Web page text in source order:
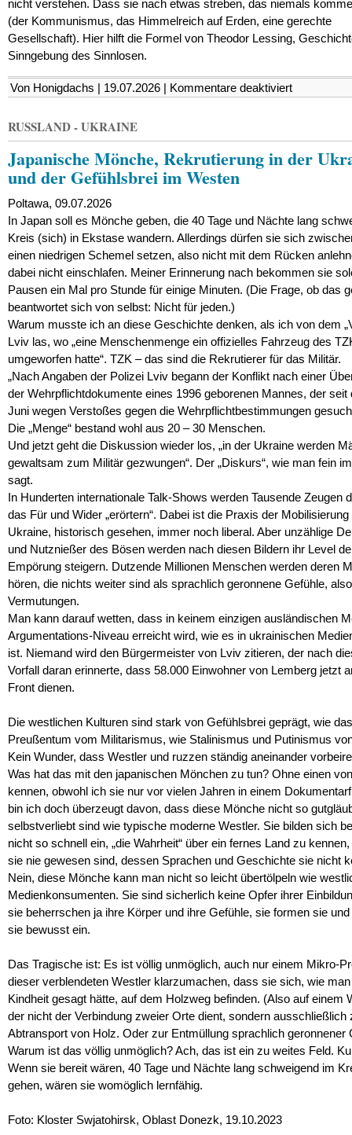
nicht verstehen. Dass sie nach etwas streben, das niemals
(der Kommunismus, das Himmelreich auf Erden, eine gerechte
Gesellschaft). Hier hilft die Formel von Theodor Lessing,
Sinngebung des Sinnlosen.
Von Honigdachs | 19.07.2026 | Kommentare deaktiviertfür
Philosophie
RUSSLAND - UKRAINE
Japanische Mönche, Rekrutierung in der
und der Gefühlsbrei im Westen
Poltawa, 09.07.2026
In Japan soll es Mönche geben, die 40 Tage und Nächte lang
Kreis (sich) in Ekstase wandern. Allerdings dürfen sie sich
einen niedrigen Schemel setzen, also nicht mit dem Rücken
dabei nicht einschlafen. Meiner Erinnerung nach bekommen sie
Pausen ein Mal pro Stunde für einige Minuten. (Die Frage, ob das
beantwortet sich von selbst: Nicht für jeden.)
Warum musste ich an diese Geschichte denken, als ich von dem
Lviv las, wo „eine Menschenmenge ein offizielles Fahrzeug des
umgeworfen hatte“. TZK – das sind die Rekrutierer für das Militär.
„Nach Angaben der Polizei Lviv begann der Konflikt nach einer
der Wehrpflichtdokumente eines 1996 geborenen Mannes, der seit
Juni wegen Verstoßes gegen die Wehrpflichtbestimmungen
Die „Menge“ bestand wohl aus 20 – 30 Menschen.
Und jetzt geht die Diskussion wieder los, „in der Ukraine werden
gewaltsam zum Militär gezwungen“. Der „Diskurs“, wie man fein
sagt.
In Hunderten internationale Talk-Shows werden Tausende Zeugen
das Für und Wider „erörtern“. Dabei ist die Praxis der Mobilisierung
Ukraine, historisch gesehen, immer noch liberal. Aber unzählige
und Nutznießer des Bösen werden nach diesen Bildern ihr Level
Empörung steigern. Dutzende Millionen Menschen werden deren
hören, die nichts weiter sind als sprachlich geronnene Gefühle, also
Vermutungen.
Man kann darauf wetten, dass in keinem einzigen ausländischen
Argumentations-Niveau erreicht wird, wie es in ukrainischen
ist. Niemand wird den Bürgermeister von Lviv zitieren, der nach
Vorfall daran erinnerte, dass 58.000 Einwohner von Lemberg jetzt
Front dienen.
Die westlichen Kulturen sind stark von Gefühlsbrei geprägt, wie das
Preußentum vom Militarismus, wie Stalinismus und Putinismus
Kein Wunder, dass Westler und ruzzen ständig aneinander
Was hat das mit den japanischen Mönchen zu tun? Ohne einen
kennen, obwohl ich sie nur vor vielen Jahren in einem
bin ich doch überzeugt davon, dass diese Mönche nicht so
selbstverliebt sind wie typische moderne Westler. Sie bilden sich
nicht so schnell ein, „die Wahrheit“ über ein fernes Land zu
sie nie gewesen sind, dessen Sprachen und Geschichte sie nicht
Nein, diese Mönche kann man nicht so leicht übertölpeln wie
Medienkonsumenten. Sie sind sicherlich keine Opfer ihrer
sie beherrschen ja ihre Körper und ihre Gefühle, sie formen sie
sie bewusst ein.
Das Tragische ist: Es ist völlig unmöglich, auch nur einem Mikro-
dieser verblendeten Westler klarzumachen, dass sie sich, wie
Kindheit gesagt hätte, auf dem Holzweg befinden. (Also auf einem
der nicht der Verbindung zweier Orte dient, sondern ausschließlich
Abtransport von Holz. Oder zur Entmüllung sprachlich geronnener
Warum ist das völlig unmöglich? Ach, das ist ein zu weites Feld.
Wenn sie bereit wären, 40 Tage und Nächte lang schweigend im
gehen, wären sie womöglich lernfähig.
Foto: Kloster Swjatohirsk, Oblast Donezk, 19.10.2023